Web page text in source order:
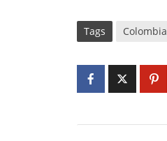
Tags Colombia